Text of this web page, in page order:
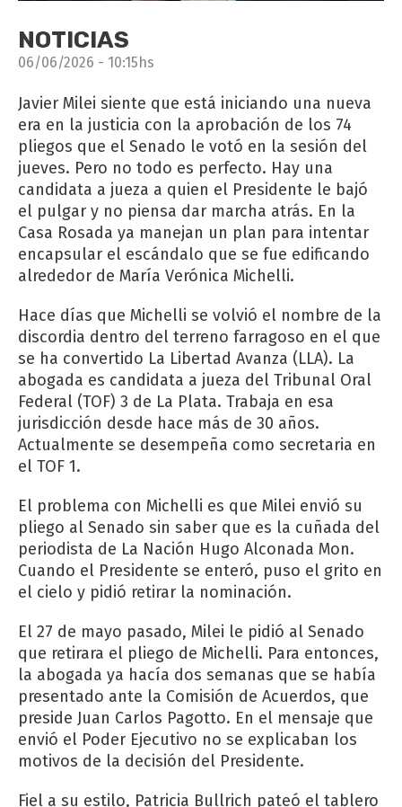
NOTICIAS
06/06/2026 - 10:15hs
Javier Milei siente que está iniciando una nueva
era en la justicia con la aprobación de los 74
pliegos que el Senado le votó en la sesión del
jueves. Pero no todo es perfecto. Hay una
candidata a jueza a quien el Presidente le bajó
el pulgar y no piensa dar marcha atrás. En la
Casa Rosada ya manejan un plan para intentar
encapsular el escándalo que se fue edificando
alrededor de María Verónica Michelli.
Hace días que Michelli se volvió el nombre de la
discordia dentro del terreno farragoso en el que
se ha convertido La Libertad Avanza (LLA). La
abogada es candidata a jueza del Tribunal Oral
Federal (TOF) 3 de La Plata. Trabaja en esa
jurisdicción desde hace más de 30 años.
Actualmente se desempeña como secretaria en
el TOF 1.
El problema con Michelli es que Milei envió su
pliego al Senado sin saber que es la cuñada del
periodista de La Nación Hugo Alconada Mon.
Cuando el Presidente se enteró, puso el grito en
el cielo y pidió retirar la nominación.
El 27 de mayo pasado, Milei le pidió al Senado
que retirara el pliego de Michelli. Para entonces,
la abogada ya hacía dos semanas que se había
presentado ante la Comisión de Acuerdos, que
preside Juan Carlos Pagotto. En el mensaje que
envió el Poder Ejecutivo no se explicaban los
motivos de la decisión del Presidente.
Fiel a su estilo, Patricia Bullrich pateó el tablero